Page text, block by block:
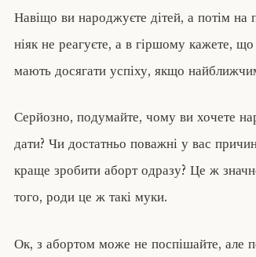
Навіщо ви народжуєте дітей, а потім
ніяк не реагуєте, а в гіршому кажете,
мають досягати успіху, якщо
Серйозно, подумайте, чому ви хочете
дати? Чи достатньо поважні у вас
краще зробити аборт одразу? Це ж
того, роди це ж такі муки.
Ок, з абортом може не поспішайте, але